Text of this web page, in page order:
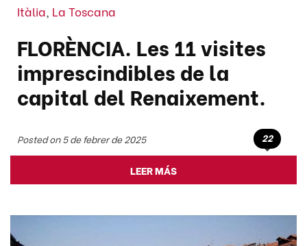
Itàlia, La Toscana
FLORÈNCIA. Les 11 visites
imprescindibles de la
capital del Renaixement.
Posted on 5 de febrer de 2025 22
LEER MÁS